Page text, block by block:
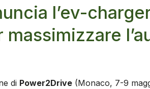
l’ev-
di Power2Drive (Monaco, 7-9